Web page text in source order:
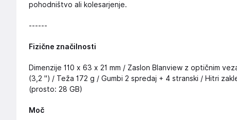
pohodništvo ali kolesarjenje.
------
Fizične značilnosti
Dimenzije 110 x 63 x 21 mm / Zaslon Blanview z optičnim
(3,2 '') / Teža 172 g / Gumbi 2 spredaj + 4 stranski / Hitri
(prosto: 28 GB)
Moč